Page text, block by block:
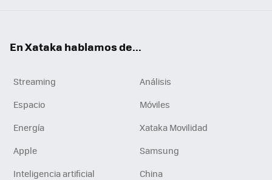
En Xataka hablamos de...
Streaming
Análisis
Espacio
Móviles
Energía
Xataka Movilidad
Apple
Samsung
Inteligencia artificial
China